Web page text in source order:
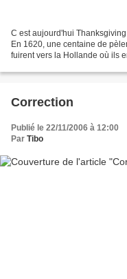
C est aujourd'hui
En 1620, une centaine de
fuirent vers la Hollande où ils
Correction
Publié le 22/11/2006 à 12:00
Par Tibo